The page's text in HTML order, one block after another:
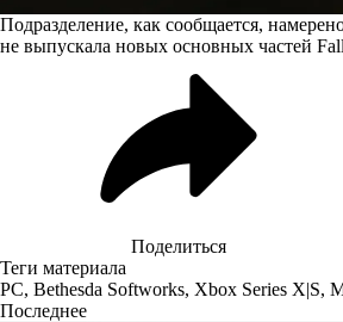
Подразделение, как сообщается,
не выпускала новых основных частей
Поделиться
Теги материала
PC, Bethesda Softworks, Xbox Series X|S,
Последнее